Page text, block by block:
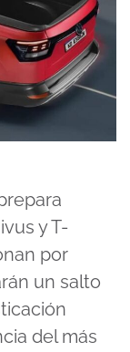
y T-
por
un salto
del más